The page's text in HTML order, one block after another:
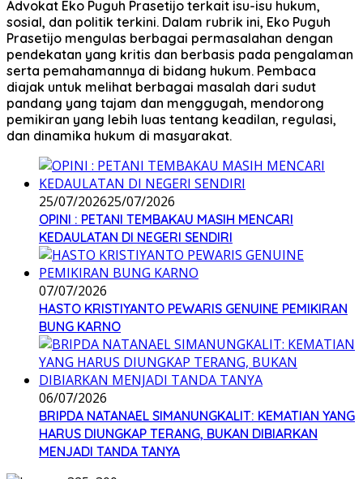
Advokat Eko Puguh Prasetijo terkait isu-isu hukum,
sosial, dan politik terkini. Dalam rubrik ini, Eko Puguh
Prasetijo mengulas berbagai permasalahan dengan
pendekatan yang kritis dan berbasis pada pengalaman
serta pemahamannya di bidang hukum. Pembaca
diajak untuk melihat berbagai masalah dari sudut
pandang yang tajam dan menggugah, mendorong
pemikiran yang lebih luas tentang keadilan, regulasi,
dan dinamika hukum di masyarakat.
25/07/202625/07/2026
OPINI : PETANI TEMBAKAU MASIH MENCARI
KEDAULATAN DI NEGERI SENDIRI
07/07/2026
HASTO KRISTIYANTO PEWARIS GENUINE PEMIKIRAN
BUNG KARNO
06/07/2026
BRIPDA NATANAEL SIMANUNGKALIT: KEMATIAN YANG
HARUS DIUNGKAP TERANG, BUKAN DIBIARKAN
MENJADI TANDA TANYA